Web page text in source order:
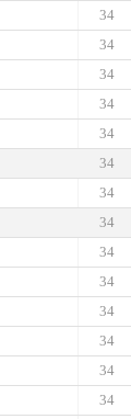
34
34
34
34
34
34
34
34
34
34
34
34
34
34